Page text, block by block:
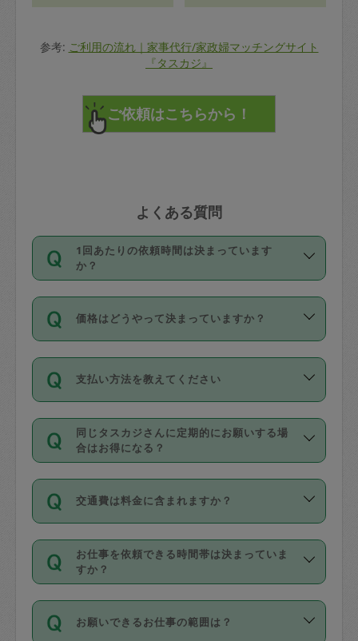
参考: ご利用の流れ｜家事代行/家政婦マッチングサイト
『タスカジ』
よくある質問
1回あたりの依頼時間は決まっています
か？
依頼1回につき3時間固定です。3時間を
超えて依頼したい場合は、延長機能をご
利用ください。機能をご利用いただくに
の上事前申請することが必要です。な
お、3時間を下回っても、値引き等はござ
いません。
価格はどうやって決まっていますか？
11種類の価格帯の中からタスカジさん自
身が価格を選んで設定しています。
タスカジさんの価格設定には最初は制限
があり、レビュー件数、レビューの平均
値、などで除々に設定可能な最高額が上
がっていく仕組みになっています。
支払い方法を教えてください
お支払方法はクレジットカード（Visa／
Master／JCB／AMERICAN EXPRESS／
Diners Club）のみとなります。
を行う際にご入力ください。プロフィー
ル登録時にはご入力いただかなくても大
丈夫です。
デビットカード・プリペイドカード（Vプ
リカ、au WALLETなど）は支払にはご利
銀行振込や現金払いも対応していませ
同じタスカジさんに定期的にお願いする場
合はお得になる？
依頼には「スポット」と「定期（毎週｜
隔週）」があり、「定期」の依頼は「ス
ポット」よりお得な料金でご利用できま
す。
定期の最低利用回数は設けていない代わ
りに、一定数を超えたキャンセルは有償
交通費は料金に含まれますか？
交通費は依頼料金とは別途発生し、依頼
料金のご請求と合わせてお支払いとなり
ます。交通費の金額は「依頼の詳細」に
お仕事を依頼できる時間帯は決まっていま
すか？
時間帯は3種類あります。いずれも１回あ
たり３時間です。
お願いできるお仕事の範囲は？